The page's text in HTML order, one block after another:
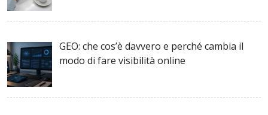
GEO: che cos’è davvero e perché cambia il
modo di fare visibilità online